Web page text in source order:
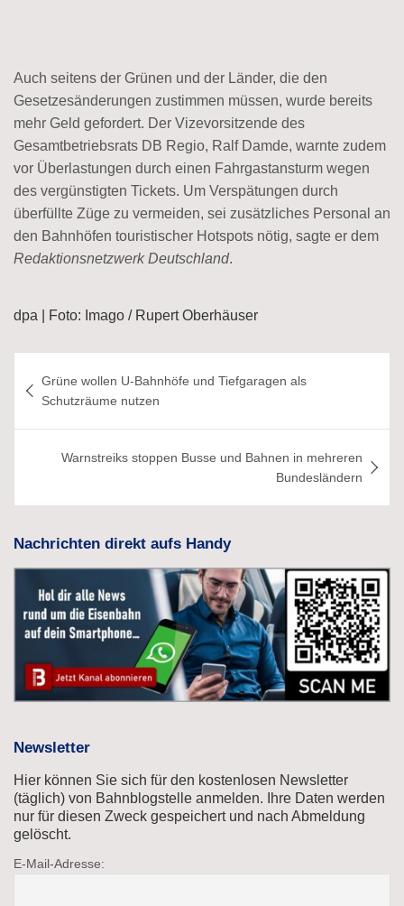
Auch seitens der Grünen und der Länder, die den
Gesetzesänderungen zustimmen müssen, wurde bereits
mehr Geld gefordert. Der Vizevorsitzende des
Gesamtbetriebsrats DB Regio, Ralf Damde, warnte zudem
vor Überlastungen durch einen Fahrgastansturm wegen
des vergünstigten Tickets. Um Verspätungen durch
überfüllte Züge zu vermeiden, sei zusätzliches Personal an
den Bahnhöfen touristischer Hotspots nötig, sagte er dem
Redaktionsnetzwerk Deutschland.
dpa | Foto: Imago / Rupert Oberhäuser
Grüne wollen U-Bahnhöfe und Tiefgaragen als
Schutzräume nutzen
Warnstreiks stoppen Busse und Bahnen in mehreren
Bundesländern
Nachrichten direkt aufs Handy
Newsletter
Hier können Sie sich für den kostenlosen Newsletter
(täglich) von Bahnblogstelle anmelden. Ihre Daten werden
nur für diesen Zweck gespeichert und nach Abmeldung
gelöscht.
E-Mail-Adresse: